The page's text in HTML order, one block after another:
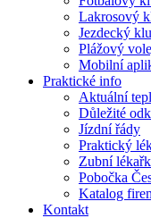
Lakrosový
Jezdecký
Plážový
Mobilní
Praktické info
Aktuální
Důležité
Jízdní řády
Praktický
Zubní
Pobočka
Katalog
Kontakt